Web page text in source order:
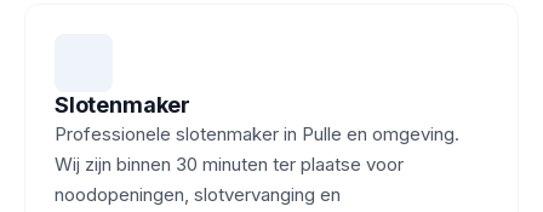
Slotenmaker
Professionele slotenmaker in Pulle en omgeving.
Wij zijn binnen 30 minuten ter plaatse voor
noodopeningen, slotvervanging en